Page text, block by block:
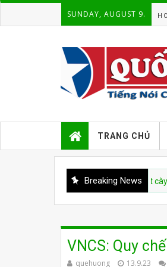
SUNDAY, AUGUST 9.
TRANG CHỦ
Breaking News
Ai dạy dân Việt cày cấy?
VNCS: Quy
quehuong 13.9.23